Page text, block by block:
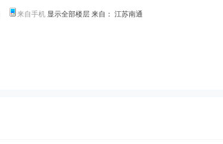
来自手机 显示全部楼层来自： 江苏南通